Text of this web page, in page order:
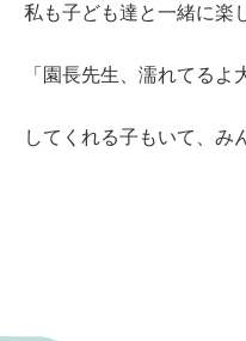
私も子ども達と一緒に楽
「園長先生、濡れてるよ
してくれる子もいて、み